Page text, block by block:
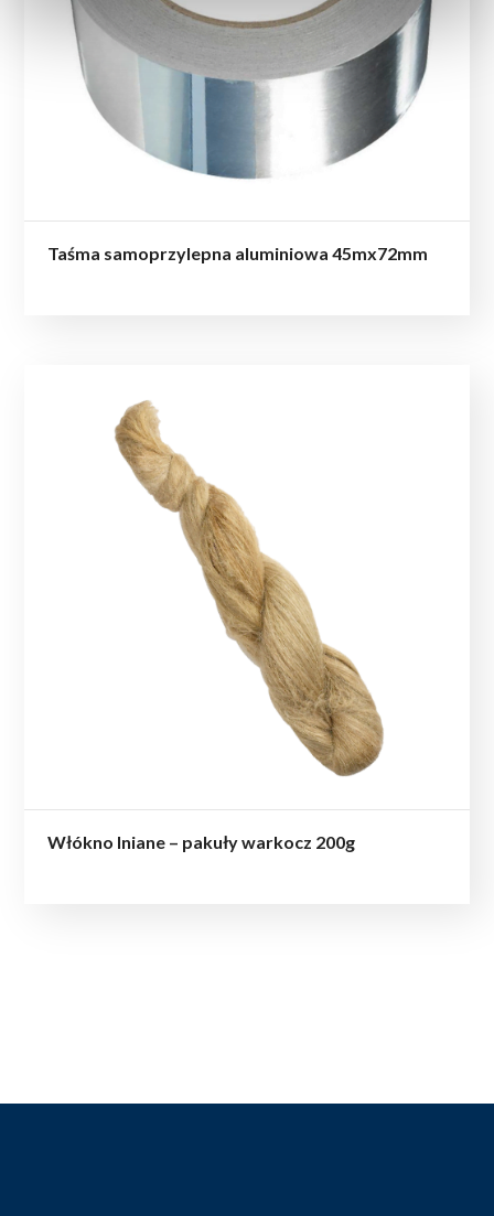
Taśma samoprzylepna aluminiowa 45mx72mm
Włókno lniane – pakuły warkocz 200g